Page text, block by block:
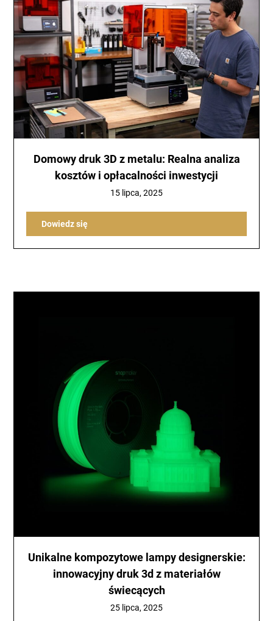
Domowy druk 3D z metalu: Realna analiza
kosztów i opłacalności inwestycji
15 lipca, 2025
Unikalne kompozytowe lampy designerskie:
innowacyjny druk 3d z materiałów
świecących
25 lipca, 2025